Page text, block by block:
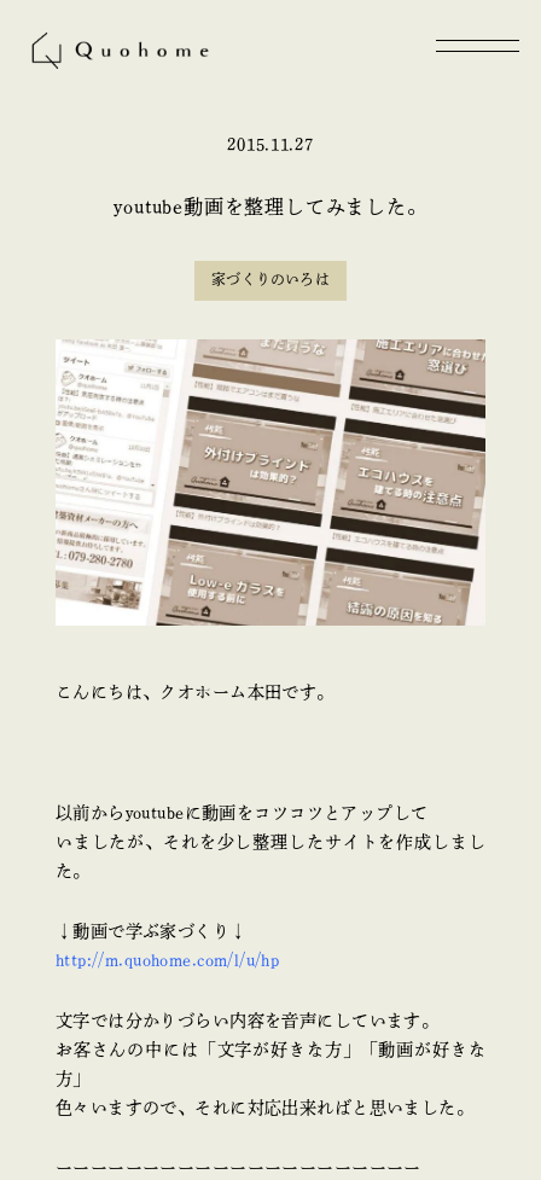
2015.11.27
youtube動画を整理してみました。
家づくりのいろは
こんにちは、クオホーム本田です。
以前からyoutubeに動画をコツコツとアップして
いましたが、それを少し整理したサイトを作成しまし
た。
↓動画で学ぶ家づくり↓
http://m.quohome.com/l/u/hp
文字では分かりづらい内容を音声にしています。
お客さんの中には「文字が好きな方」「動画が好きな
方」
色々いますので、それに対応出来ればと思いました。
ーーーーーーーーーーーーーーーーーーーーー